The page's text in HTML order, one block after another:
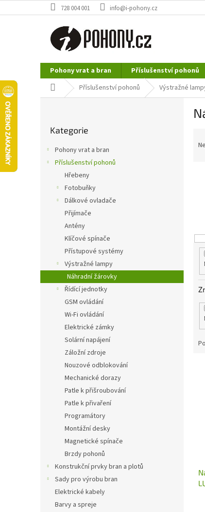
na
728 004 001 info@i-pohony.cz
Pohony vrat a bran Příslušenství pohonů
Nerezové polotovary
Hutní materiál
Domů Příslušenství pohonů Výstražné
kategorie
Kategorie
Pohony vrat a bran
Příslušenství pohonů
Hřebeny
Fotobuňky
Dálkové ovladače
Přijímače
Antény
Klíčové spínače
Přístupové systémy
Výstražné lampy
Náhradní žárovky
Řídící jednotky
GSM ovládání
Wi-Fi ovládání
Elektrické zámky
Solární napájení
Záložní zdroje
Nouzové odblokování
Mechanické dorazy
Patle k přišroubování
Patle k přivaření
Programátory
Montážní desky
Magnetické spínače
Brzdy pohonů
Konstrukční prvky bran a plotů
Sady pro výrobu bran
Elektrické kabely
Barvy a spreje
u